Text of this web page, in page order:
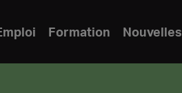
Formation Nouvelles